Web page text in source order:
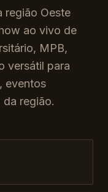
região Oeste
ao vivo de
MPB,
versátil para
eventos
região.